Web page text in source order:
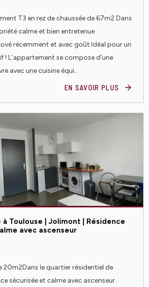
T3 en rez de chaussée de 67m2 Dans
calme et bien entretenue
récemment et avec goût Idéal pour un
! L’appartement se compose d’une
avec une cuisine équi...
EN SAVOIR PLUS
Toulouse | Jolimont | Résidence
avec ascenseur
20m2Dans le quartier résidentiel de
sécurisée et calme avec ascenseur.